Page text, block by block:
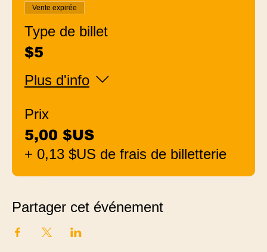
Vente expirée
Type de billet
$5
Plus d'info
Prix
5,00 $US
+ 0,13 $US de frais de billetterie
Partager cet événement